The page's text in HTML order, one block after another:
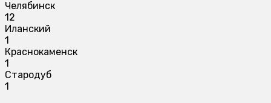
Челябинск
12
Иланский
1
Краснокаменск
1
Стародуб
1